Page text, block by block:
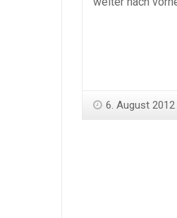
6. August 2012